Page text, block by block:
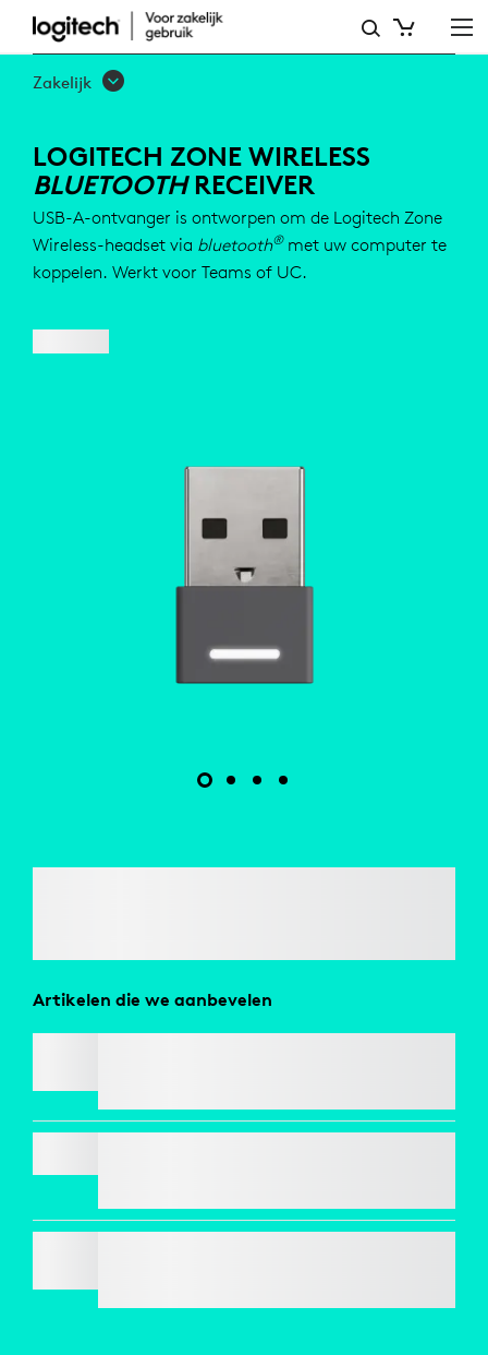
LOGITECH
ZONE
BLUETOOTHONTVANGER
Zakelijk
LOGITECH ZONE WIRELESS
BLUETOOTHRECEIVER
USB-A-ontvanger is ontworpen om de Logitech Zone
Wireless-headset via bluetooth®met uw computer te
koppelen. Werkt voor Teams of UC.
Artikelen die we aanbevelen